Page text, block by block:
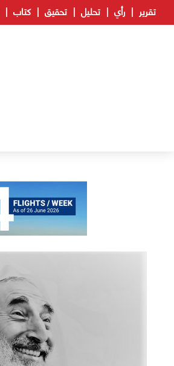
تقرير رأي تحليل تحقيق كتاب